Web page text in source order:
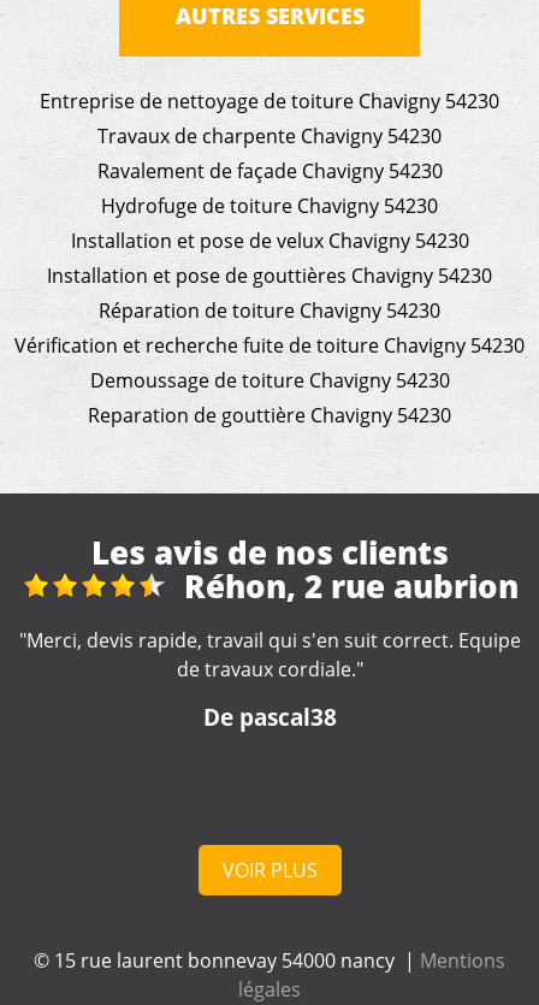
AUTRES SERVICES
Entreprise de nettoyage de toiture Chavigny 54230
Travaux de charpente Chavigny 54230
Ravalement de façade Chavigny 54230
Hydrofuge de toiture Chavigny 54230
Installation et pose de velux Chavigny 54230
Installation et pose de gouttières Chavigny 54230
Réparation de toiture Chavigny 54230
Vérification et recherche fuite de toiture Chavigny 54230
Demoussage de toiture Chavigny 54230
Reparation de gouttière Chavigny 54230
Les avis de nos clients
Réparation et
nettoyage gouttière
"Travail rapide et soigné ???? Seul petit hic ❗️pas je n'ai
pas eu de devis avant le début des travaux❗️"
VOIR PLUS
© 15 rue laurent bonnevay 54000 nancy | Mentions
légales